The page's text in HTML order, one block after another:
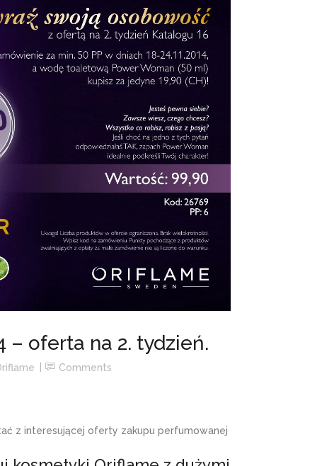
– oferta na 2. tydzień.
Comments
z interesującej oferty zakupu perfumowanej